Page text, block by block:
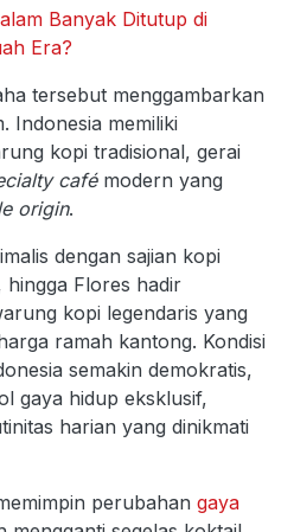
Banyak Ditutup di
Era?
tersebut menggambarkan
Indonesia memiliki
kopi tradisional, gerai
cafémodern yang
origin.
dengan sajian kopi
hingga Flores hadir
kopi legendaris yang
ramah kantong. Kondisi
semakin demokratis,
gaya hidup eksklusif,
harian yang dinikmati
perubahan gaya